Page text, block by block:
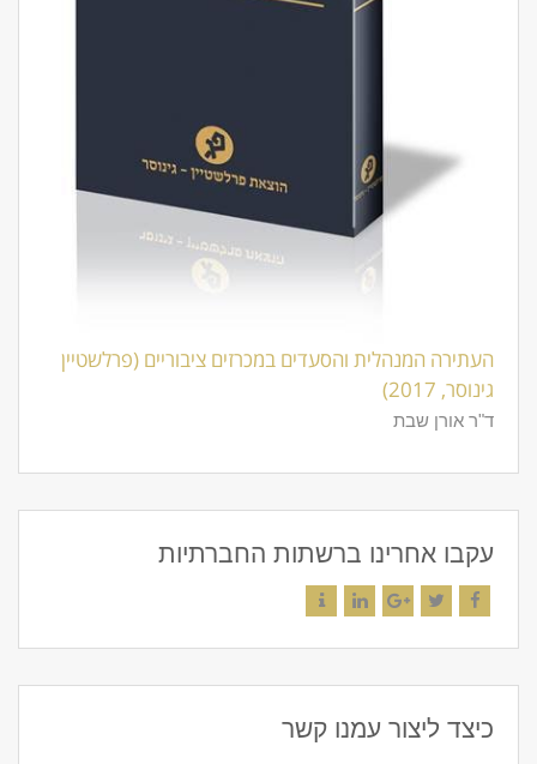
העתירה המנהלית והסעדים במכרזים ציבוריים (פרלשטיין
גינוסר, 2017)
ד"ר אורן שבת
עקבו אחרינו ברשתות החברתיות
כיצד ליצור עמנו קשר